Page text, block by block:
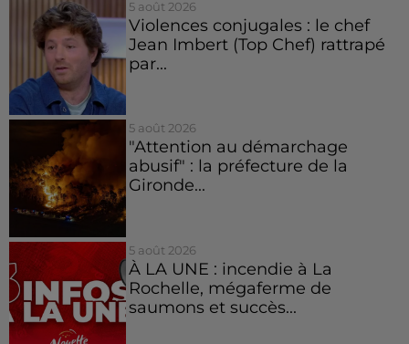
5 août 2026
Violences conjugales : le chef
Jean Imbert (Top Chef) rattrapé
par...
5 août 2026
"Attention au démarchage
abusif" : la préfecture de la
Gironde...
5 août 2026
À LA UNE : incendie à La
Rochelle, mégaferme de
saumons et succès...